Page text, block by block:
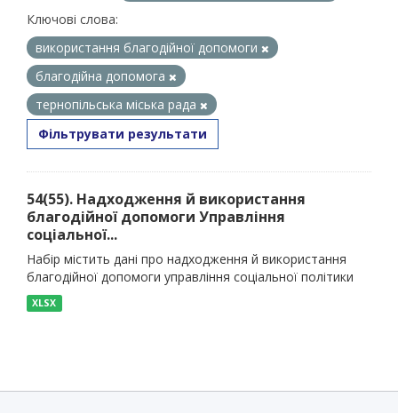
Ключові слова:
використання благодійної допомоги
благодійна допомога
тернопільська міська рада
Фільтрувати результати
54(55). Надходження й використання
благодійної допомоги Управління
соціальної...
Набір містить дані про надходження й використання
благодійної допомоги управління соціальної політики
XLSX